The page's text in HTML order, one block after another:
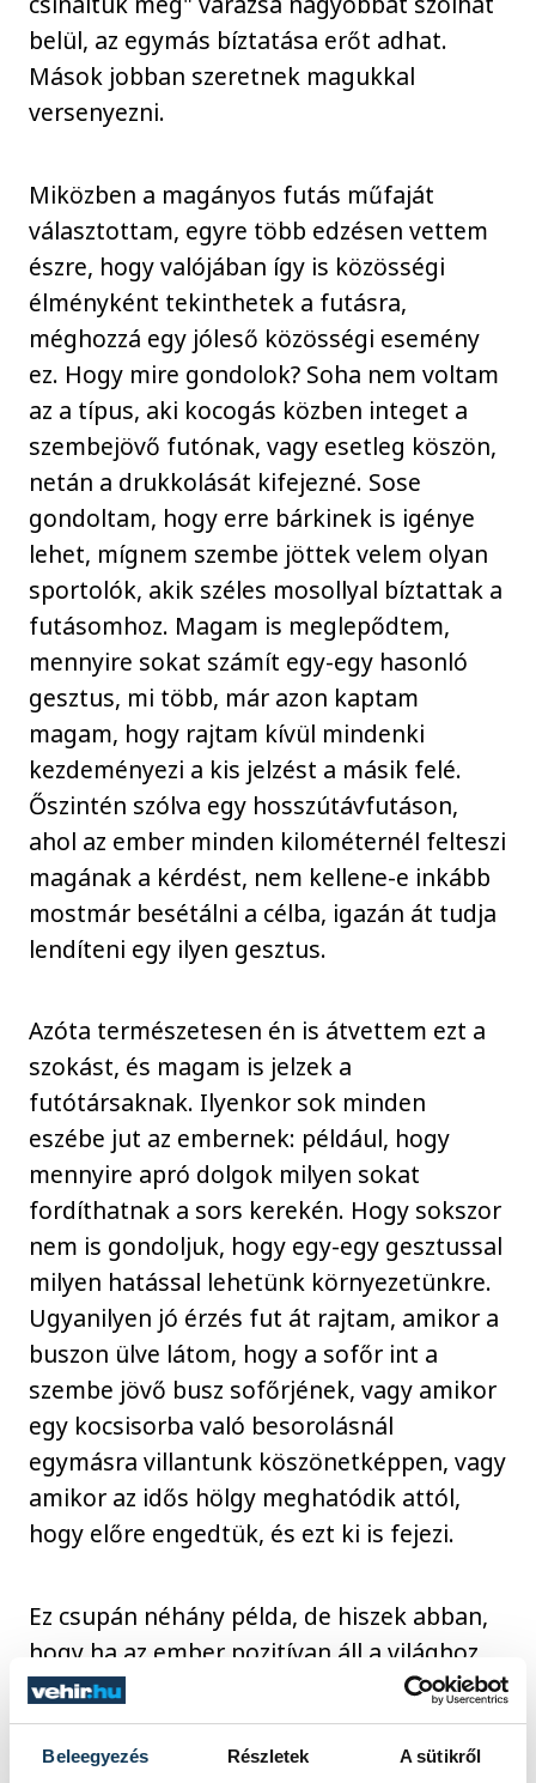
Beleegyezés Részletek A sütikről
belül, az egymás bíztatása erőt adhat.
Mások jobban szeretnek magukkal
versenyezni.
Miközben a magányos futás műfaját
választottam, egyre több edzésen vettem
észre, hogy valójában így is közösségi
élményként tekinthetek a futásra,
méghozzá egy jóleső közösségi esemény
ez. Hogy mire gondolok? Soha nem voltam
az a típus, aki kocogás közben integet a
szembejövő futónak, vagy esetleg köszön,
netán a drukkolását kifejezné. Sose
gondoltam, hogy erre bárkinek is igénye
lehet, mígnem szembe jöttek velem olyan
sportolók, akik széles mosollyal bíztattak a
futásomhoz. Magam is meglepődtem,
mennyire sokat számít egy-egy hasonló
gesztus, mi több, már azon kaptam
magam, hogy rajtam kívül mindenki
kezdeményezi a kis jelzést a másik felé.
Őszintén szólva egy hosszútávfutáson,
ahol az ember minden kilométernél felteszi
magának a kérdést, nem kellene-e inkább
mostmár besétálni a célba, igazán át tudja
lendíteni egy ilyen gesztus.
Azóta természetesen én is átvettem ezt a
szokást, és magam is jelzek a
futótársaknak. Ilyenkor sok minden
eszébe jut az embernek: például, hogy
mennyire apró dolgok milyen sokat
fordíthatnak a sors kerekén. Hogy sokszor
nem is gondoljuk, hogy egy-egy gesztussal
milyen hatással lehetünk környezetünkre.
Ugyanilyen jó érzés fut át rajtam, amikor a
buszon ülve látom, hogy a sofőr int a
szembe jövő busz sofőrjének, vagy amikor
egy kocsisorba való besorolásnál
egymásra villantunk köszönetképpen, vagy
amikor az idős hölgy meghatódik attól,
hogy előre engedtük, és ezt ki is fejezi.
Ez csupán néhány példa, de hiszek abban,
hogy ha az ember pozitívan áll a világhoz,
akkor tovább tudja adni a szemléletét, s
ezzel egy szebb világban élhetünk. Ki-ki a
futás közben, ki-ki a kasszánál, a postán, a